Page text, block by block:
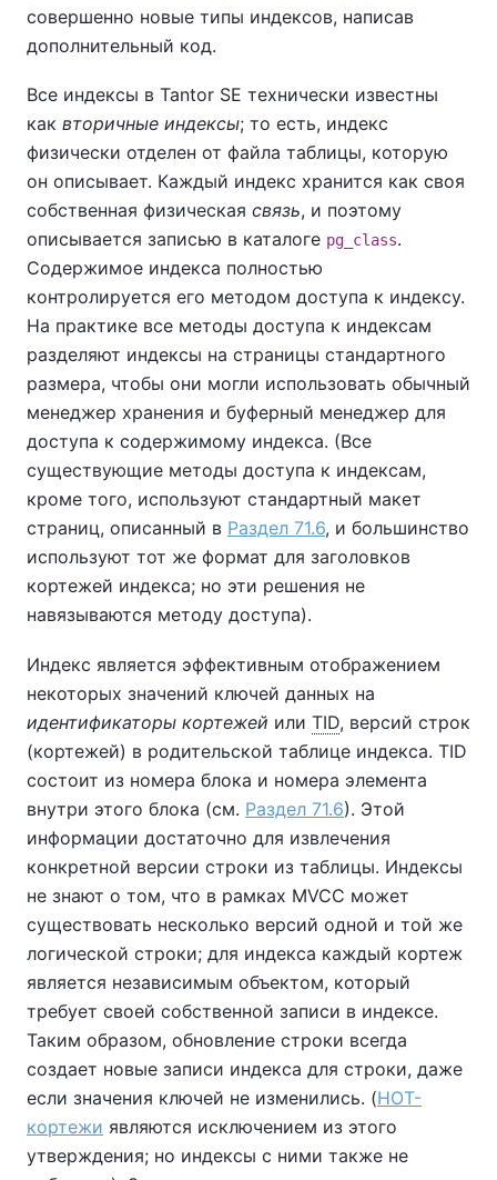
совершенно новые типы индексов, написав
дополнительный код.
Все индексы в Tantor SE технически известны
как вторичные индексы; то есть, индекс
физически отделен от файла таблицы, которую
он описывает. Каждый индекс хранится как своя
собственная физическая связь, и поэтому
описывается записью в каталоге pg_class.
Содержимое индекса полностью
контролируется его методом доступа к индексу.
На практике все методы доступа к индексам
разделяют индексы на страницы стандартного
размера, чтобы они могли использовать обычный
менеджер хранения и буферный менеджер для
доступа к содержимому индекса. (Все
существующие методы доступа к индексам,
кроме того, используют стандартный макет
страниц, описанный в Раздел 71.6, и большинство
используют тот же формат для заголовков
кортежей индекса; но эти решения не
навязываются методу доступа).
Индекс является эффективным отображением
некоторых значений ключей данных на
идентификаторы кортежей или TID, версий строк
(кортежей) в родительской таблице индекса. TID
состоит из номера блока и номера элемента
внутри этого блока (см. Раздел 71.6). Этой
информации достаточно для извлечения
конкретной версии строки из таблицы. Индексы
не знают о том, что в рамках MVCC может
существовать несколько версий одной и той же
логической строки; для индекса каждый кортеж
является независимым объектом, который
требует своей собственной записи в индексе.
Таким образом, обновление строки всегда
создает новые записи индекса для строки, даже
если значения ключей не изменились. (HOT-
кортежи являются исключением из этого
утверждения; но индексы с ними также не